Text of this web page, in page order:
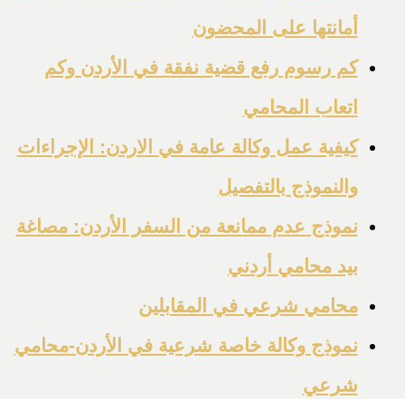
أمانتها على المحضون
كم رسوم رفع قضية نفقة في الأردن وكم
اتعاب المحامي
كيفية عمل وكالة عامة في الاردن: الإجراءات
والنموذج بالتفصيل
نموذج عدم ممانعة من السفر الأردن: مصاغة
بيد محامي أردني
محامي شرعي في المقابلين
نموذج وكالة خاصة شرعية في الأردن-محامي
شرعي